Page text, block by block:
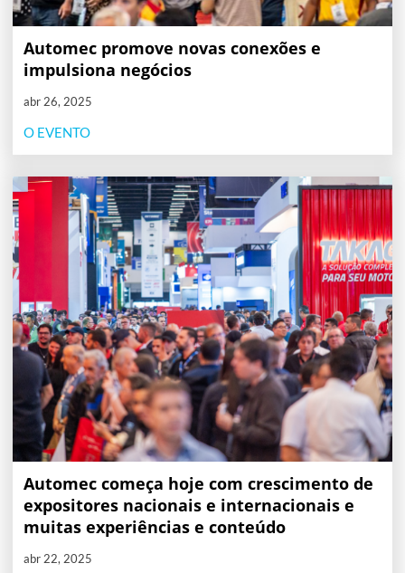
Automec promove novas conexões e
impulsiona negócios
abr 26, 2025
O EVENTO
Automec começa hoje com crescimento de
expositores nacionais e internacionais e
muitas experiências e conteúdo
abr 22, 2025